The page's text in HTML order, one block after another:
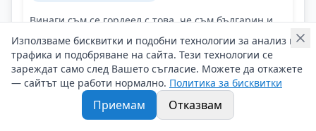
Винаги съм се гордеел с това, че съм българин и
съм се стремял в контактите си с чужди партньори
да покажа най-добрите страни на нас българите!
Контакти на Любомир Панковски
27/06/2025 г/
#Любомир_Панковски
#Туристическа_агенция
#Обиколи_света
Използваме бисквитки и подобни технологии за анализ на
трафика и подобряване на сайта. Тези технологии се
зареждат само след Вашето съгласие. Можете да откажете
— сайтът ще работи нормално. Политика за бисквитки
Приемам Отказвам